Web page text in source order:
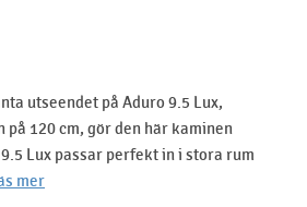
utseendet på Aduro 9.5 Lux,
på 120 cm, gör den här kaminen
Lux passar perfekt in i stora rum
mer